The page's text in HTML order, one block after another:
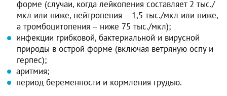
форме (случаи, когда лейкопения составляет 2 тыс./
мкл или ниже, нейтропения – 1,5 тыс./мкл или ниже,
а тромбоцитопения – ниже 75 тыс./мкл);
инфекции грибковой, бактериальной и вирусной
природы в острой форме (включая ветряную оспу и
герпес);
аритмия;
период беременности и кормления грудью.